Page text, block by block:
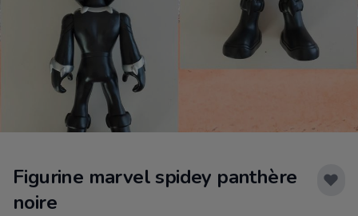
Figurine marvel spidey panthère
noire